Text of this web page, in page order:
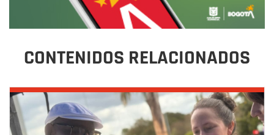
CONTENIDOS RELACIONADOS